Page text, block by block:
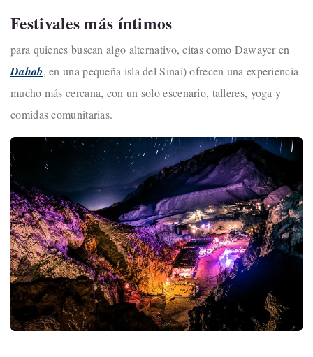
Festivales más íntimos
para quienes buscan algo alternativo, citas como Dawayer en
Dahab, en una pequeña isla del Sinaí) ofrecen una experiencia
mucho más cercana, con un solo escenario, talleres, yoga y
comidas comunitarias.